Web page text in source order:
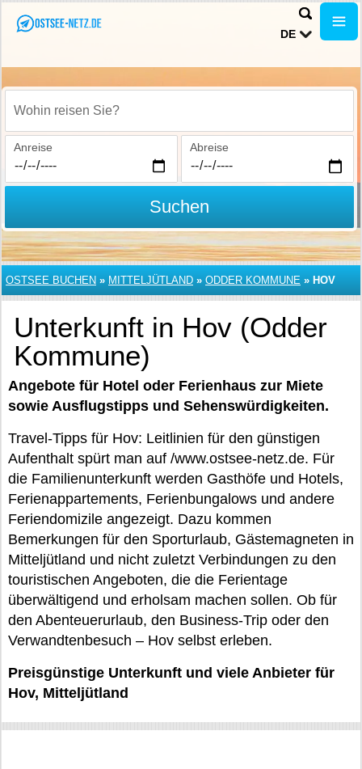
DE
Wohin reisen Sie?
Anreise Abreise
Suchen
OSTSEE BUCHEN » MITTELJÜTLAND » ODDER KOMMUNE » HOV
Unterkunft in Hov (Odder
Kommune)
Angebote für Hotel oder Ferienhaus zur Miete
sowie Ausflugstipps und Sehenswürdigkeiten.
Travel-Tipps für Hov: Leitlinien für den günstigen
Aufenthalt spürt man auf /www.ostsee-netz.de. Für
die Familienunterkunft werden Gasthöfe und Hotels,
Ferienappartements, Ferienbungalows und andere
Feriendomizile angezeigt. Dazu kommen
Bemerkungen für den Sporturlaub, Gästemagneten in
Mitteljütland und nicht zuletzt Verbindungen zu den
touristischen Angeboten, die die Ferientage
überwältigend und erholsam machen sollen. Ob für
den Abenteuerurlaub, den Business-Trip oder den
Verwandtenbesuch – Hov selbst erleben.
Preisgünstige Unterkunft und viele Anbieter für
Hov, Mitteljütland